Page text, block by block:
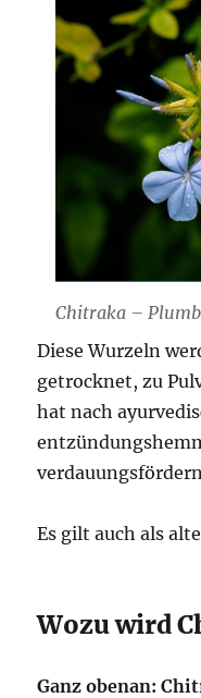
Chitraka –
Diese Wurzeln
getrocknet, zu
hat nach
Es gilt auch als
Wozu wird
Ganz obenan: